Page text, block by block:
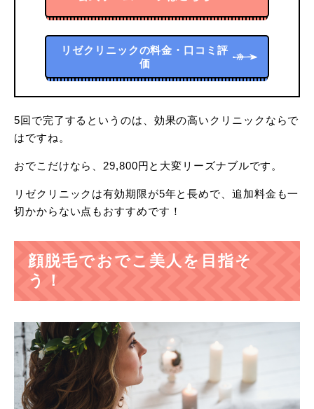
リゼクリニックの料金・口コミ評
価
5回で完了するというのは、効果の高いクリニックならで
はですね。
おでこだけなら、29,800円と大変リーズナブルです。
リゼクリニックは有効期限が5年と長めで、追加料金も一
切かからない点もおすすめです！
顔脱毛でおでこ美人を目指そ
う！